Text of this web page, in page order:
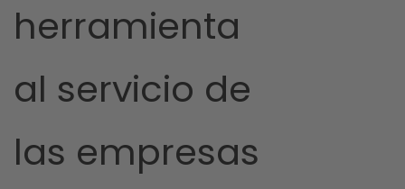
herramienta
al servicio de
las empresas